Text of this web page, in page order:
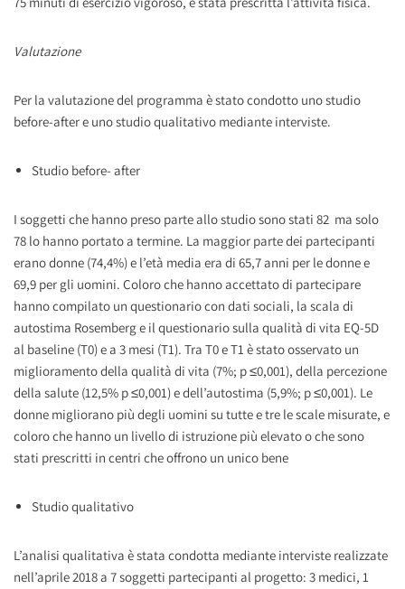
Valutazione
Per la valutazione del programma è stato condotto uno studio
before-after e uno studio qualitativo mediante interviste.
Studio before- after
I soggetti che hanno preso parte allo studio sono stati 82 ma solo
78 lo hanno portato a termine. La maggior parte dei partecipanti
erano donne (74,4%) e l’età media era di 65,7 anni per le donne e
69,9 per gli uomini. Coloro che hanno accettato di partecipare
hanno compilato un questionario con dati sociali, la scala di
autostima Rosemberg e il questionario sulla qualità di vita EQ-5D
al baseline (T0) e a 3 mesi (T1). Tra T0 e T1 è stato osservato un
miglioramento della qualità di vita (7%; p ≤0,001), della percezione
della salute (12,5% p ≤0,001) e dell’autostima (5,9%; p ≤0,001). Le
donne migliorano più degli uomini su tutte e tre le scale misurate, e
coloro che hanno un livello di istruzione più elevato o che sono
stati prescritti in centri che offrono un unico bene
Studio qualitativo
L’analisi qualitativa è stata condotta mediante interviste realizzate
nell’aprile 2018 a 7 soggetti partecipanti al progetto: 3 medici, 1